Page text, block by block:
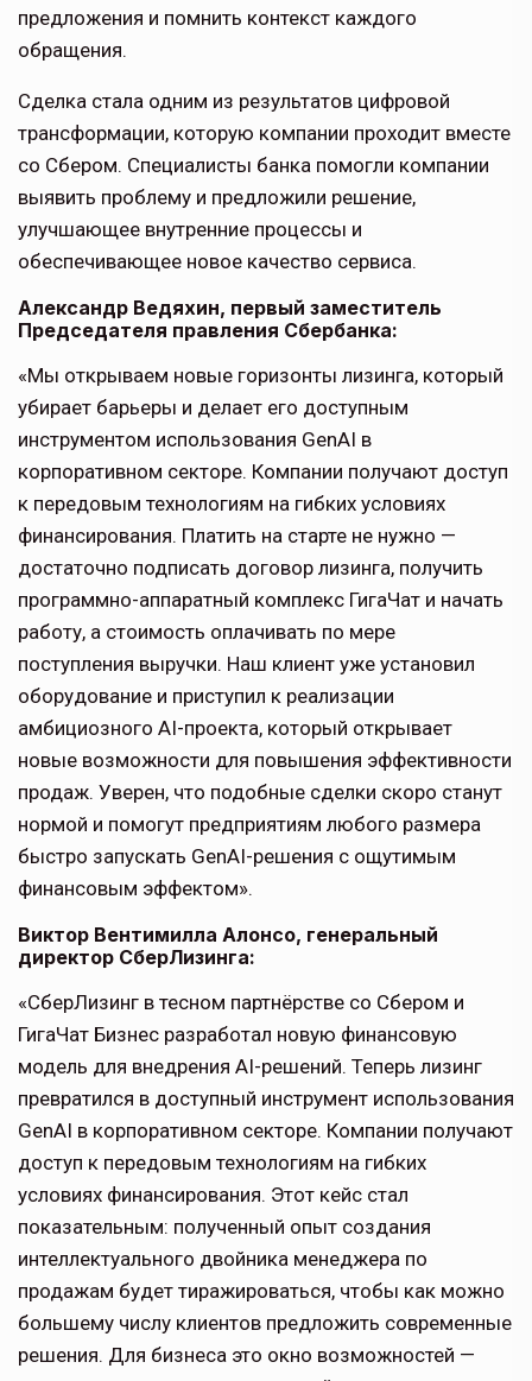
предложения и помнить контекст каждого
обращения.
Сделка стала одним из результатов цифровой
трансформации, которую компании проходит вместе
со Сбером. Специалисты банка помогли компании
выявить проблему и предложили решение,
улучшающее внутренние процессы и
обеспечивающее новое качество сервиса.
Александр Ведяхин, первый заместитель
Председателя правления Сбербанка:
«Мы открываем новые горизонты лизинга, который
убирает барьеры и делает его доступным
инструментом использования GenAI в
корпоративном секторе. Компании получают доступ
к передовым технологиям на гибких условиях
финансирования. Платить на старте не нужно —
достаточно подписать договор лизинга, получить
программно-аппаратный комплекс ГигаЧат и начать
работу, а стоимость оплачивать по мере
поступления выручки. Наш клиент уже установил
оборудование и приступил к реализации
амбициозного AI-проекта, который открывает
новые возможности для повышения эффективности
продаж. Уверен, что подобные сделки скоро станут
нормой и помогут предприятиям любого размера
быстро запускать GenAI-решения с ощутимым
финансовым эффектом».
Виктор Вентимилла Алонсо, генеральный
директор СберЛизинга:
«СберЛизинг в тесном партнёрстве со Сбером и
ГигаЧат Бизнес разработал новую финансовую
модель для внедрения AI-решений. Теперь лизинг
превратился в доступный инструмент использования
GenAI в корпоративном секторе. Компании получают
доступ к передовым технологиям на гибких
условиях финансирования. Этот кейс стал
показательным: полученный опыт создания
интеллектуального двойника менеджера по
продажам будет тиражироваться, чтобы как можно
большему числу клиентов предложить современные
решения. Для бизнеса это окно возможностей —